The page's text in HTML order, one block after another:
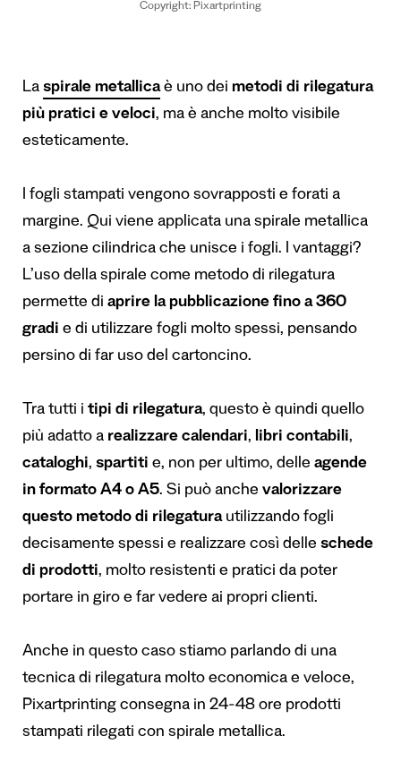
Copyright: Pixartprinting
La spirale metallicaè uno dei metodi di rilegatura
più pratici e veloci, ma è anche molto visibile
esteticamente.
I fogli stampati vengono sovrapposti e forati a
margine. Qui viene applicata una spirale metallica
a sezione cilindrica che unisce i fogli. I vantaggi?
L’uso della spirale come metodo di rilegatura
permette di aprire la pubblicazione fino a 360
gradi e di utilizzare fogli molto spessi, pensando
persino di far uso del cartoncino.
Tra tutti i tipi di rilegatura, questo è quindi quello
più adatto a realizzare calendari, libri contabili,
cataloghi, spartiti e, non per ultimo, delle agende
in formato A4 o A5. Si può anche valorizzare
questo metodo di rilegaturautilizzando fogli
decisamente spessi e realizzare così delle schede
di prodotti, molto resistenti e pratici da poter
portare in giro e far vedere ai propri clienti.
Anche in questo caso stiamo parlando di una
tecnica di rilegatura molto economica e veloce,
Pixartprinting consegna in 24-48 ore prodotti
stampati rilegati con spirale metallica.